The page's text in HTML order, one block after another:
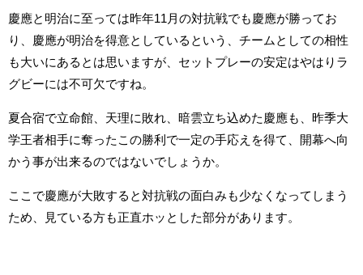
慶應と明治に至っては昨年11月の対抗戦でも慶應が勝ってお
り、慶應が明治を得意としているという、チームとしての相性
も大いにあるとは思いますが、セットプレーの安定はやはりラ
グビーには不可欠ですね。
夏合宿で立命館、天理に敗れ、暗雲立ち込めた慶應も、昨季大
学王者相手に奪ったこの勝利で一定の手応えを得て、開幕へ向
かう事が出来るのではないでしょうか。
ここで慶應が大敗すると対抗戦の面白みも少なくなってしまう
ため、見ている方も正直ホッとした部分があります。